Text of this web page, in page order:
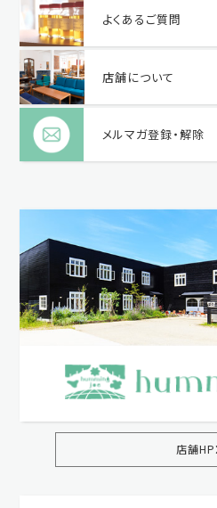
よくあるご質問
店舗について
メルマガ登録・解除
店舗HP